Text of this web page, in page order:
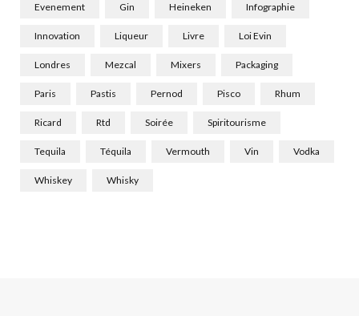
Evenement Gin Heineken Infographie
Innovation Liqueur Livre Loi Evin
Londres Mezcal Mixers Packaging
Paris Pastis Pernod Pisco Rhum
Ricard Rtd Soirée Spiritourisme
Tequila Téquila Vermouth Vin Vodka
Whiskey Whisky